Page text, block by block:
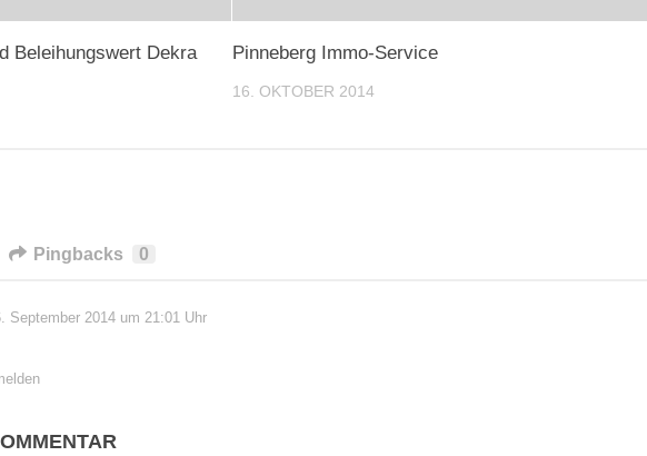
Beleihungswert Dekra
Pinneberg Immo-Service
16. OKTOBER 2014
Pingbacks 0
September 2014 um 21:01 Uhr